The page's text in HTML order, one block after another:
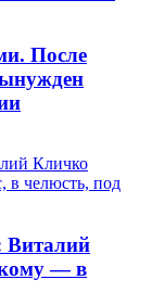
После
Виталий
— в